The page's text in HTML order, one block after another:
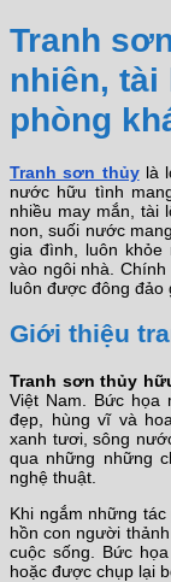
Tranh
nhiên, tài
phòng
Tranh sơn thủylà
nước hữu tình
nhiều may mắn, tài
non, suối nước
gia đình, luôn khỏe
vào ngôi nhà.
luôn được đông đảo
Giới thiệu
Tranh sơn thủy
Việt Nam. Bức họa
đẹp, hùng vĩ và
xanh tươi, sông
qua những những
nghệ thuật.
Khi ngắm những
hồn con người
cuộc sống. Bức
hoặc được chụp lại